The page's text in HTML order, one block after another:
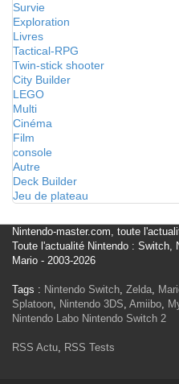
Survie
Exploration
Livres
Tactical-RPG
Twin-stick shooter
City Builder
LEGO
Multi
Cinéma
Film
console
Autre
Deck Builder
Jeu de plateau
Nintendo-master.com, toute
Toute l'actualité Nintendo : Switch,
Mario - 2003-2026
Tags : Nintendo Switch, Zelda,
Splatoon, Nintendo 3DS, Amiibo,
Nintendo Labo Nintendo Switch 2
RSS Actu, RSS Tests